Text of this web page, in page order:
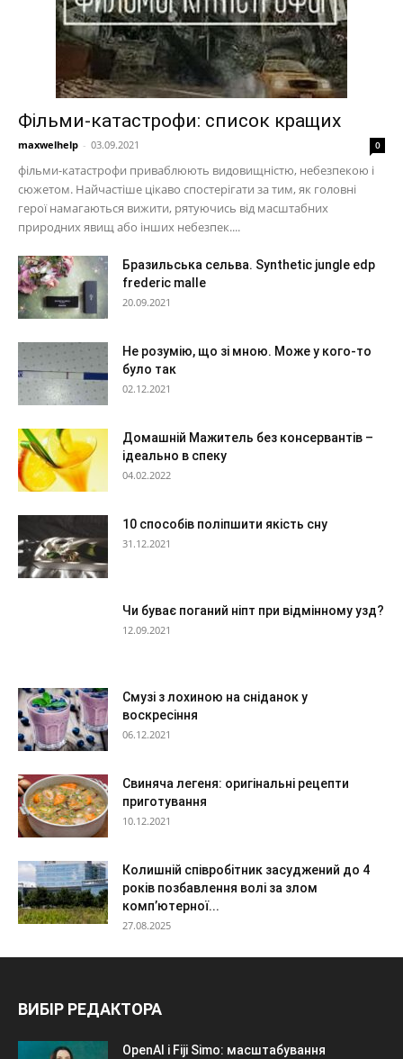
Фільми-катастрофи: список кращих
maxwelhelp - 03.09.2021 0
фільми-катастрофи приваблюють видовищністю, небезпекою і
сюжетом. Найчастіше цікаво спостерігати за тим, як головні
герої намагаються вижити, рятуючись від масштабних
природних явищ або інших небезпек....
Бразильська сельва. Synthetic jungle edp
frederic malle
20.09.2021
Не розумію, що зі мною. Може у кого-то
було так
02.12.2021
Домашній Мажитель без консервантів –
ідеально в спеку
04.02.2022
10 способів поліпшити якість сну
31.12.2021
Чи буває поганий ніпт при відмінному узд?
12.09.2021
Смузі з лохиною на сніданок у
воскресіння
06.12.2021
Свиняча легеня: оригінальні рецепти
приготування
10.12.2021
Колишній співробітник засуджений до 4
років позбавлення волі за злом
комп’ютерної...
27.08.2025
ВИБІР РЕДАКТОРА
OpenAI і Fiji Simo: масштабування